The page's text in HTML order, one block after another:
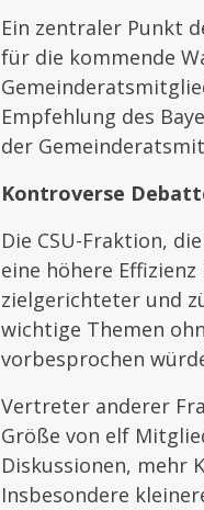
Ein zentraler Punkt
für die kommende
Empfehlung des
der
Kontroverse
Die CSU-Fraktion,
eine höhere
zielgerichteter und
wichtige Themen
vorbesprochen
Vertreter anderer
Größe von elf
Diskussionen, mehr
Insbesondere